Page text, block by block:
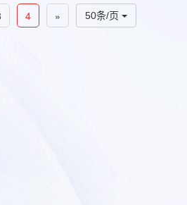
50条/页
4 »